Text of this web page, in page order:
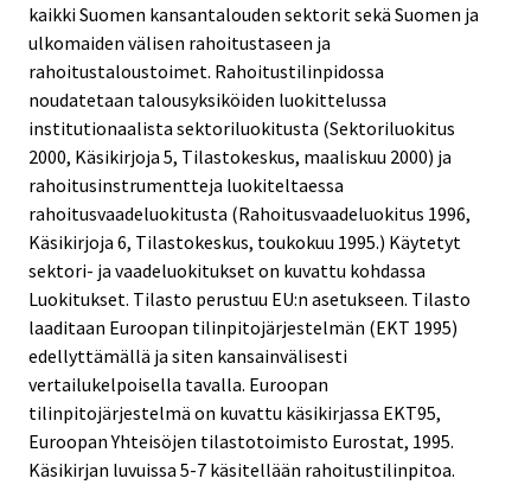
kaikki Suomen kansantalouden sektorit sekä Suomen ja
ulkomaiden välisen rahoitustaseen ja
rahoitustaloustoimet. Rahoitustilinpidossa
noudatetaan talousyksiköiden luokittelussa
institutionaalista sektoriluokitusta (Sektoriluokitus
2000, Käsikirjoja 5, Tilastokeskus, maaliskuu 2000) ja
rahoitusinstrumentteja luokiteltaessa
rahoitusvaadeluokitusta (Rahoitusvaadeluokitus 1996,
Käsikirjoja 6, Tilastokeskus, toukokuu 1995.) Käytetyt
sektori- ja vaadeluokitukset on kuvattu kohdassa
Luokitukset. Tilasto perustuu EU:n asetukseen. Tilasto
laaditaan Euroopan tilinpitojärjestelmän (EKT 1995)
edellyttämällä ja siten kansainvälisesti
vertailukelpoisella tavalla. Euroopan
tilinpitojärjestelmä on kuvattu käsikirjassa EKT95,
Euroopan Yhteisöjen tilastotoimisto Eurostat, 1995.
Käsikirjan luvuissa 5-7 käsitellään rahoitustilinpitoa.